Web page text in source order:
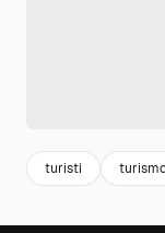
turisti